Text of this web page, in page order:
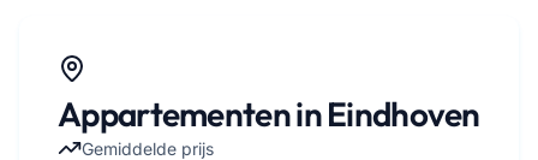
Appartementen in Eindhoven
Gemiddelde prijs